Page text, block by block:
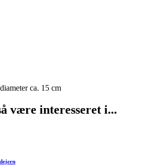
ca. 15 cm
være interesseret i...